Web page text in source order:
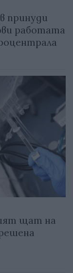
принуди
работата
щат на